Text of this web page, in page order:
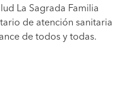
La Sagrada Familia
de atención sanitaria
de todos y todas.